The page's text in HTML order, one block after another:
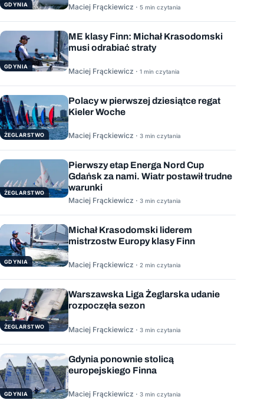
GDYNIA Maciej Frąckiewicz · 5 min czytania
GDYNIA
ME klasy Finn: Michał Krasodomski
musi odrabiać straty
Maciej Frąckiewicz · 1 min czytania
ŻEGLARSTWO
Polacy w pierwszej dziesiątce regat
Kieler Woche
Maciej Frąckiewicz · 3 min czytania
ŻEGLARSTWO
Pierwszy etap Energa Nord Cup
Gdańsk za nami. Wiatr postawił trudne
warunki
Maciej Frąckiewicz · 3 min czytania
GDYNIA
Michał Krasodomski liderem
mistrzostw Europy klasy Finn
Maciej Frąckiewicz · 2 min czytania
ŻEGLARSTWO
Warszawska Liga Żeglarska udanie
rozpoczęła sezon
Maciej Frąckiewicz · 3 min czytania
GDYNIA
Gdynia ponownie stolicą
europejskiego Finna
Maciej Frąckiewicz · 3 min czytania